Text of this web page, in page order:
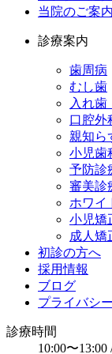
当院のご案内
診療案内
歯周病
むし歯
入れ歯
口腔外
親知ら
小児歯
予防診
審美診
ホワイ
小児矯
成人矯
初診の方へ
採用情報
ブログ
プライバシ
診療時間
10:00〜13:00